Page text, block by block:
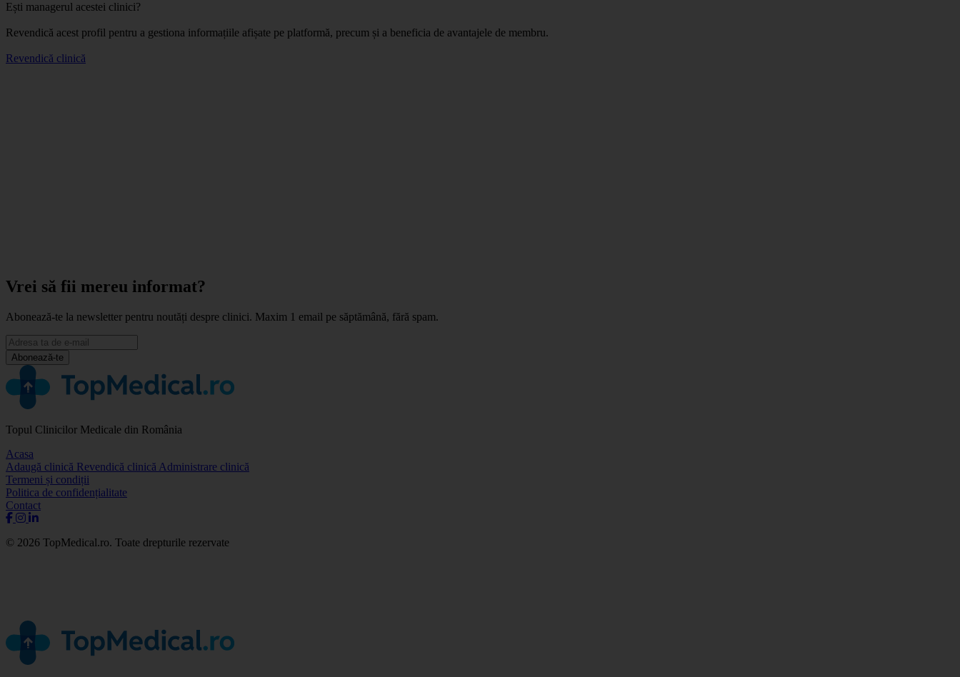
Ești managerul acestei clinici?
Revendică acest profil pentru a gestiona informațiile afișate pe platformă, precum și a beneficia de avantajele de membru.
Revendică clinică
Vrei să fii mereu informat?
Abonează-te la newsletter pentru noutăți despre clinici. Maxim 1 email pe săptămână, fără spam.
Abonează-te
Topul Clinicilor Medicale din România
Acasa
Adaugă clinică Revendică clinică Administrare clinică
Termeni și condiții
Politica de confidențialitate
Contact
© 2026 TopMedical.ro. Toate drepturile rezervate